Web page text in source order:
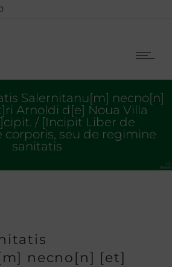
Salernitanu[m] necno[n]
Arnoldi d[e] Noua Villa
/ [Incipit Liber de
corporis, seu de regimine
sanitatis
necno[n] [et]